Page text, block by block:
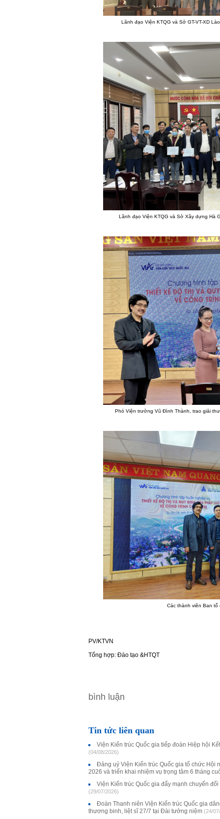
Lãnh đạo Viện KTQG và Sở GT-VT-XD
Lãnh đạo Viện KTQG và Sở Xây dựng Hà
Phó Viện trưởng Vũ Đình Thành, trao giải
Các thành viên Ban tổ
PV/KTVN
Tổng hợp: Đào tạo &HTQT
bình luận
Tin tức liên quan
Viện Kiến trúc Quốc gia tiếp đoàn Hiệp hội
(04/08/2026)
Đảng uỷ Viện Kiến trúc Quốc gia tổ chức Hội
2026 và triển khai nhiệm vụ trọng tâm 6 tháng
Viện Kiến trúc Quốc gia đẩy mạnh chuyển
(29/07/2026)
Đoàn Thanh niên Viện Kiến trúc Quốc gia
thương binh, liệt sĩ 27/7 tại Đài tưởng niệm (24/